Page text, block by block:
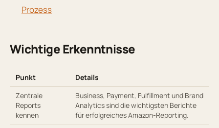
Prozess
Wichtige Erkenntnisse
Punkt
Details
Zentrale
Reports
kennen
Business, Payment, Fulfillment und Brand
Analytics sind die wichtigsten Berichte
für erfolgreiches Amazon-Reporting.